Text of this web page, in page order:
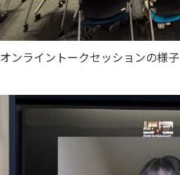
オンライントークセッションの様子